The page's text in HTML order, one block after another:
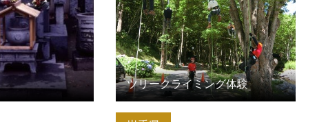
ツリークライミング体験